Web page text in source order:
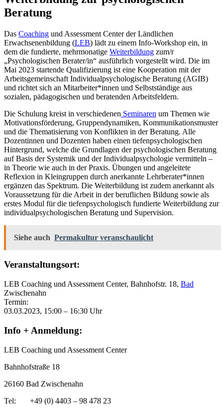
Beratung
Das Coaching und Assessment Center der Ländlichen
Erwachsenenbildung (LEB) lädt zu einem Info-Workshop ein, in
dem die fundierte, mehrmonatige Weiterbildung zum/r
„Psychologischen Berater/in“ ausführlich vorgestellt wird. Die im
Mai 2023 startende Qualifizierung ist eine Kooperation mit der
Arbeitsgemeinschaft Individualpsychologische Beratung (AGIB)
und richtet sich an Mitarbeiter*innen und Selbstständige aus
sozialen, pädagogischen und beratenden Arbeitsfeldern.
Die Schulung kreist in verschiedenen Seminaren um Themen wie
Motivationsförderung, Gruppendynamiken, Kommunikationsmuster
und die Thematisierung von Konflikten in der Beratung. Alle
Dozentinnen und Dozenten haben einen tiefenpsychologischen
Hintergrund, welche die Grundlagen der psychologischen Beratung
auf Basis der Systemik und der Individualpsychologie vermitteln –
in Theorie wie auch in der Praxis. Übungen und angeleitete
Reflexion in Kleingruppen durch anerkannte Lehrberater*innen
ergänzen das Spektrum. Die Weiterbildung ist zudem anerkannt als
Voraussetzung für die Arbeit in der beruflichen Bildung sowie als
erstes Modul für die tiefenpsychologisch fundierte Weiterbildung zur
individualpsychologischen Beratung und Supervision.
Siehe auch Permakultur veranschaulicht
Veranstaltungsort:
LEB Coaching und Assessment Center, Bahnhofstr. 18, Bad
Zwischenahn
Termin:
03.03.2023, 15:00 – 16:30 Uhr
Info + Anmeldung:
LEB Coaching und Assessment Center
Bahnhofstraße 18
26160 Bad Zwischenahn
Tel: +49 (0) 4403 – 98 478 23